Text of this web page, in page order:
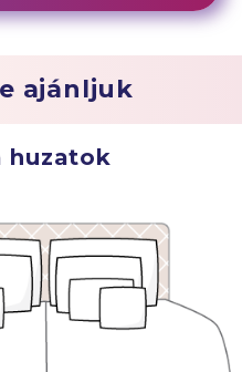
ajánljuk
huzatok